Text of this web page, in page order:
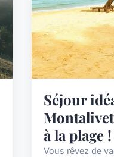
Séjour
à la plage !
Vous rêvez de